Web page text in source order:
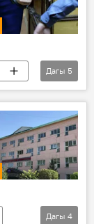
Дагы 5
Дагы 4